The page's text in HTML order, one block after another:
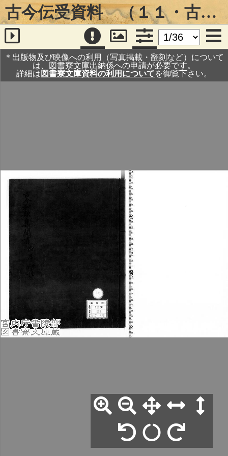
古今伝受資料 （１１・古今序秘注）
＊出版物及び映像への利用（写真掲載・翻刻など）について
は、図書寮文庫出納係への申請が必要です。
詳細は 図書寮文庫資料の利用についてを御覧下さい。